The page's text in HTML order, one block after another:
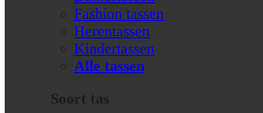
Fashion tassen
Herentassen
Kindertassen
Alle tassen
Soort tas